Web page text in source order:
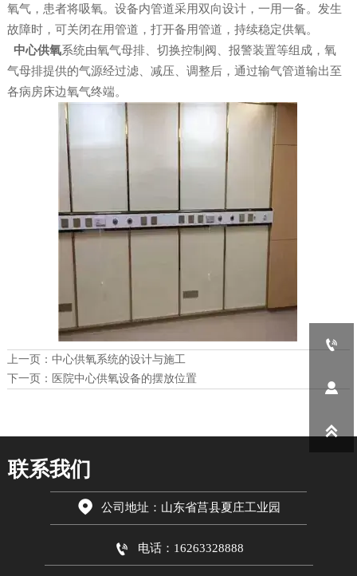
氧气，患者将吸氧。设备内管道采用双向设计，一用一备。发生
故障时，可关闭在用管道，打开备用管道，持续稳定供氧。
中心供氧系统由氧气母排、切换控制阀、报警装置等组成，氧
气母排提供的气源经过滤、减压、调整后，通过输气管道输出至
各病房床边氧气终端。
上一页： 中心供氧系统的设计与施工
下一页： 医院中心供氧设备的摆放位置
联系我们
 公司地址：山东省莒县夏庄工业园
 电话：16263328888


